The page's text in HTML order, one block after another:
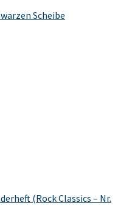
Scheibe
(Rock Classics – Nr.